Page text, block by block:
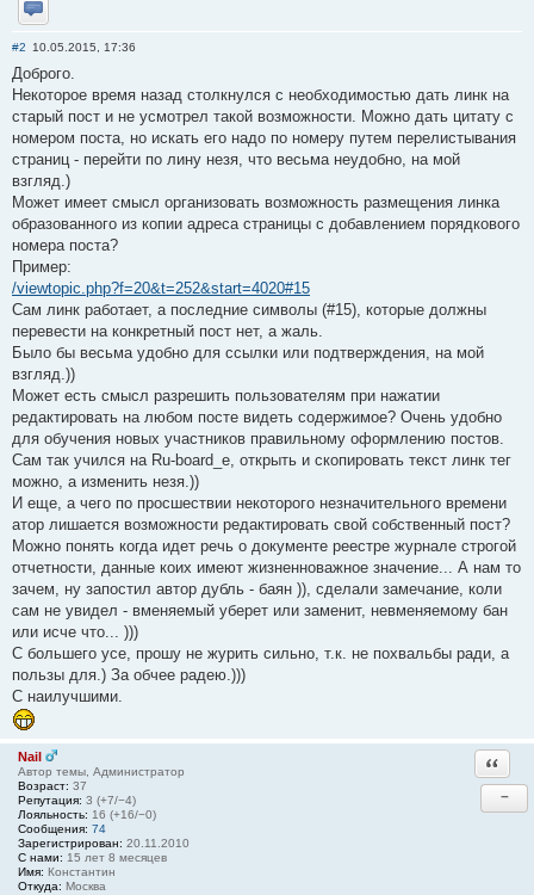
Отправить личное сообщение
#2 10.05.2015, 17:36
Доброго.
Некоторое время назад столкнулся с необходимостью дать линк на
старый пост и не усмотрел такой возможности. Можно дать цитату с
номером поста, но искать его надо по номеру путем перелистывания
страниц - перейти по лину незя, что весьма неудобно, на мой
взгляд.)
Может имеет смысл организовать возможность размещения линка
образованного из копии адреса страницы с добавлением порядкового
номера поста?
Пример:
/viewtopic.php?f=20&t=252&start=4020#15
Сам линк работает, а последние символы (#15), которые должны
перевести на конкретный пост нет, а жаль.
Было бы весьма удобно для ссылки или подтверждения, на мой
взгляд.))
Может есть смысл разрешить пользователям при нажатии
редактировать на любом посте видеть содержимое? Очень удобно
для обучения новых участников правильному оформлению постов.
Сам так учился на Ru-board_е, открыть и скопировать текст линк тег
можно, а изменить незя.))
И еще, а чего по просшествии некоторого незначительного времени
атор лишается возможности редактировать свой собственный пост?
Можно понять когда идет речь о документе реестре журнале строгой
отчетности, данные коих имеют жизненноважное значение... А нам то
зачем, ну запостил автор дубль - баян )), сделали замечание, коли
сам не увидел - вменяемый уберет или заменит, невменяемому бан
или исче что... )))
С большего усе, прошу не журить сильно, т.к. не похвальбы ради, а
пользы для.) За обчее радею.)))
С наилучшими.
Nail
Автор темы, Администратор
Возраст: 37
Репутация: 3 (+7/−4)
Лояльность: 16 (+16/−0)
Сообщения: 74
Зарегистрирован: 20.11.2010
С нами: 15 лет 8 месяцев
Имя: Константин
Откуда: Москва
−